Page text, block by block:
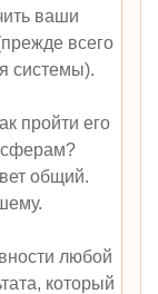
ваши
всего
системы).
пройти его
общий.
любой
который